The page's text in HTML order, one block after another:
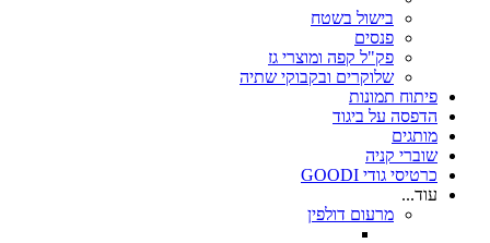
בישול בשטח
פנסים
פק"ל קפה ומוצרי גז
שלוקרים ובקבוקי שתיה
פיתוח תמונות
הדפסה על ביגוד
מותגים
שוברי קניה
כרטיסי גודי GOODI
עוד...
מרעום דולפין